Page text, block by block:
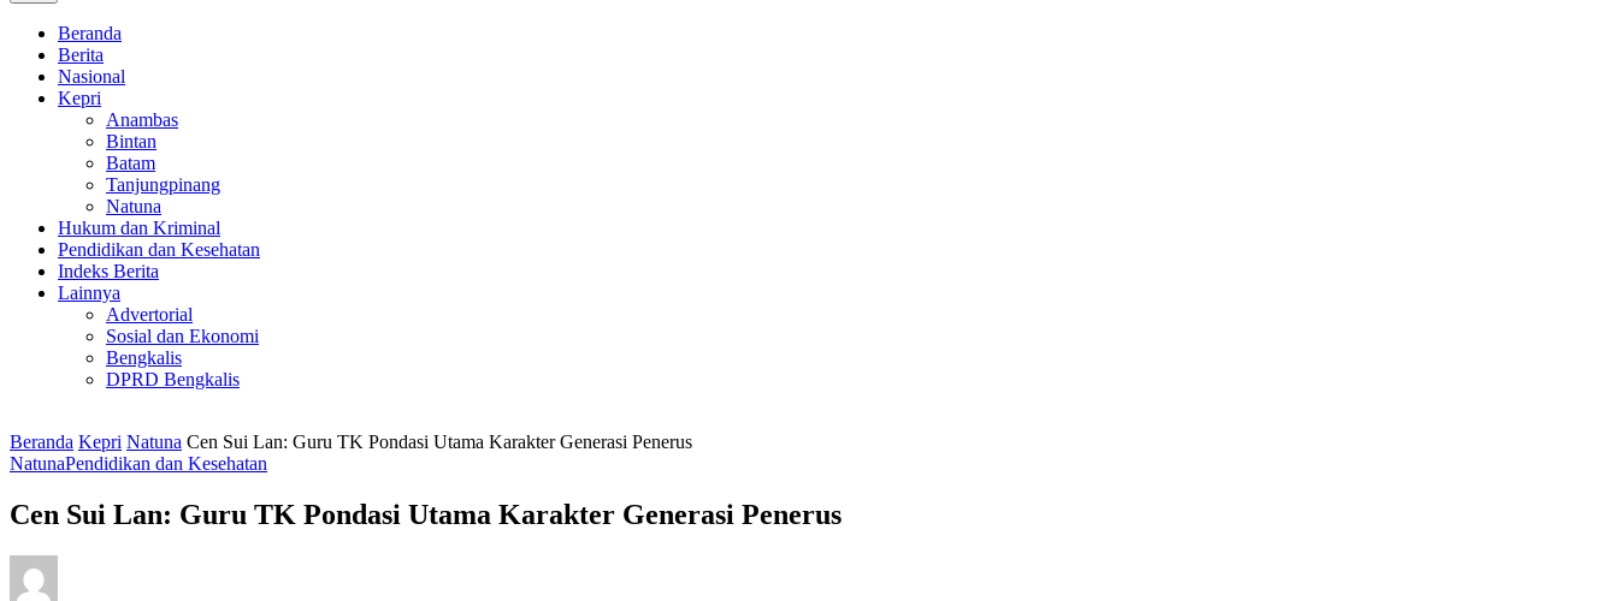
Beranda
Berita
Nasional
Kepri
Anambas
Bintan
Batam
Tanjungpinang
Natuna
Hukum dan Kriminal
Pendidikan dan Kesehatan
Indeks Berita
Lainnya
Advertorial
Sosial dan Ekonomi
Bengkalis
DPRD Bengkalis
Beranda Kepri Natuna Cen Sui Lan: Guru TK Pondasi Utama Karakter Generasi Penerus
NatunaPendidikan dan Kesehatan
Cen Sui Lan: Guru TK Pondasi Utama Karakter Generasi Penerus